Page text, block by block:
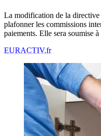
La modification de la
plafonner les commissions
paiements. Elle sera soumise
EURACTIV.fr